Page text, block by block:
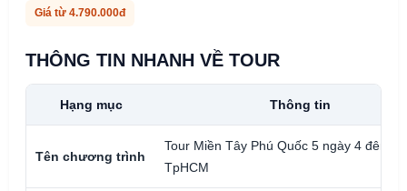
Giá từ 4.790.000đ
THÔNG TIN NHANH VỀ TOUR
Hạng mục Thông tin
Tên chương trình
Tour Miền Tây Phú Quốc 5 ngày 4 đêm từ
TpHCM